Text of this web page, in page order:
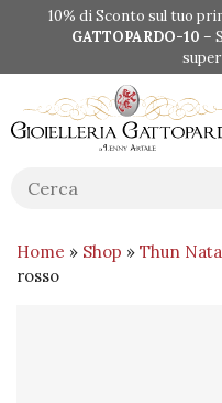
10% di Sconto sul tuo
GATTOPARDO-10 –
Home » Shop » Thun
rosso